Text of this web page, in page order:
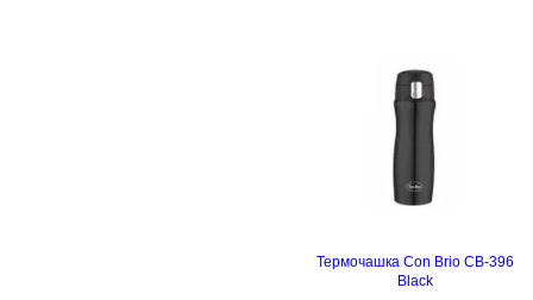
Термочашка Con Brio CB-396
Black